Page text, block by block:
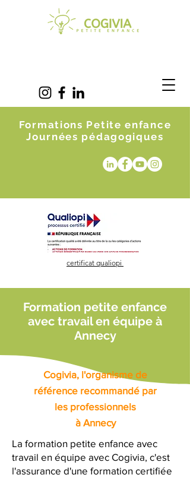
Formations Petite enfance
Journées pédagogiques
certificat qualiopi
Formation petite enfance
avec travail en équipe à
Annecy
Cogivia, l'organisme de
référence recommandé par
les professionnels
à Annecy
La formation petite enfance avec
travail en équipe avec Cogivia, c'est
l'assurance d'une formation certifiée